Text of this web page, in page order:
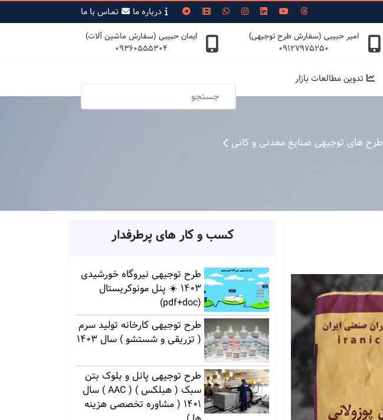
درباره ما تمـاس با ما
امیر حبیبی (سفارش طرح توجیهی)
09127975250
ایمان حبیبی (سفارش ماشین آلات)
09360555304
تدوین مطالعات بازار
طرح های توجیهی صنایع معدنی و کانی
کسب و کار های پرطرفدار
طرح توجیهی نیروگاه خورشیدی
1403 ☀️ پنل مونوکریستال
(pdf+doc)
طرح توجیهی کارخانه تولید سرم
( تزریقی و شستشو ) سال 1403
طرح توجیهی پانل و بلوک بتن
سبک ( هبلکس ) ( AAC ) سال
1401 ( مشاوره تخصصی هزینه